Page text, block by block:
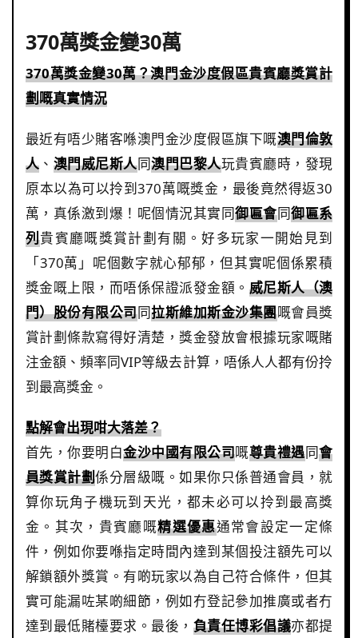
370萬獎金變30萬
370萬獎金變30萬？澳門金沙度假區貴賓廳獎賞計
劃嘅真實情況
最近有唔少賭客喺澳門金沙度假區旗下嘅澳門倫敦
人 、 澳門威尼斯人同澳門巴黎人玩貴賓廳時，發現
原本以為可以拎到370萬嘅獎金，最後竟然得返30
萬，真係激到爆！呢個情況其實同御匾會同御匾系
列貴賓廳嘅獎賞計劃有關。好多玩家一開始見到
「370萬」呢個數字就心郁郁，但其實呢個係累積
獎金嘅上限，而唔係保證派發金額。 威尼斯人（澳
門）股份有限公司同拉斯維加斯金沙集團嘅會員獎
賞計劃條款寫得好清楚，獎金發放會根據玩家嘅賭
注金額、頻率同VIP等級去計算，唔係人人都有份拎
到最高獎金。
點解會出現咁大落差？
首先，你要明白金沙中國有限公司嘅尊貴禮遇同會
員獎賞計劃係分層級嘅。如果你只係普通會員，就
算你玩角子機玩到天光，都未必可以拎到最高獎
金。其次，貴賓廳嘅精選優惠通常會設定一定條
件，例如你要喺指定時間內達到某個投注額先可以
解鎖額外獎賞。有啲玩家以為自己符合條件，但其
實可能漏咗某啲細節，例如冇登記參加推廣或者冇
達到最低賭檯要求。最後， 負責任博彩倡議亦都提